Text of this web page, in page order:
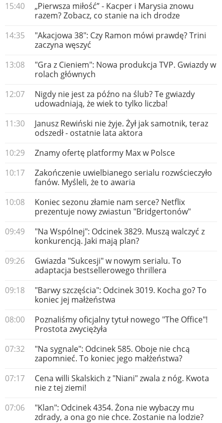
15:40
„Pierwsza miłość” - Kacper i Marysia znowu
razem? Zobacz, co stanie na ich drodze
14:35
"Akacjowa 38": Czy Ramon mówi prawdę? Trini
zaczyna węszyć
13:08
"Gra z Cieniem": Nowa produkcja TVP. Gwiazdy w
rolach głównych
12:07
Nigdy nie jest za późno na ślub? Te gwiazdy
udowadniają, że wiek to tylko liczba!
11:30
Janusz Rewiński nie żyje. Żył jak samotnik, teraz
odszedł - ostatnie lata aktora
10:29
Znamy ofertę platformy Max w Polsce
10:17
Zakończenie uwielbianego serialu rozwścieczyło
fanów. Myśleli, że to awaria
10:08
Koniec sezonu złamie nam serce? Netflix
prezentuje nowy zwiastun "Bridgertonów"
09:49
"Na Wspólnej": Odcinek 3829. Muszą walczyć z
konkurencją. Jaki mają plan?
09:26
Gwiazda "Sukcesji" w nowym serialu. To
adaptacja bestsellerowego thrillera
09:18
"Barwy szczęścia": Odcinek 3019. Kocha go? To
koniec jej małżeństwa
08:00
Poznaliśmy oficjalny tytuł nowego "The Office"!
Prostota zwyciężyła
07:32
"Na sygnale": Odcinek 585. Oboje nie chcą
zapomnieć. To koniec jego małżeństwa?
07:17
Cena willi Skalskich z "Niani" zwala z nóg. Kwota
nie z tej ziemi!
07:06
"Klan": Odcinek 4354. Żona nie wybaczy mu
zdrady, a ona go nie chce. Zostanie na lodzie?